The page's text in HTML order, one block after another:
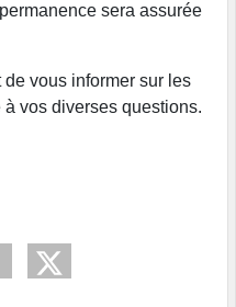
sera assurée
vous informer sur les
vos diverses questions.